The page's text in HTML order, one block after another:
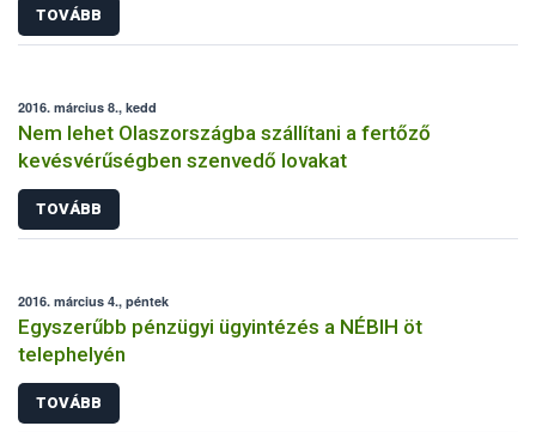
TOVÁBB
2016. március 8., kedd
Nem lehet Olaszországba szállítani a fertőző
kevésvérűségben szenvedő lovakat
TOVÁBB
2016. március 4., péntek
Egyszerűbb pénzügyi ügyintézés a NÉBIH öt
telephelyén
TOVÁBB